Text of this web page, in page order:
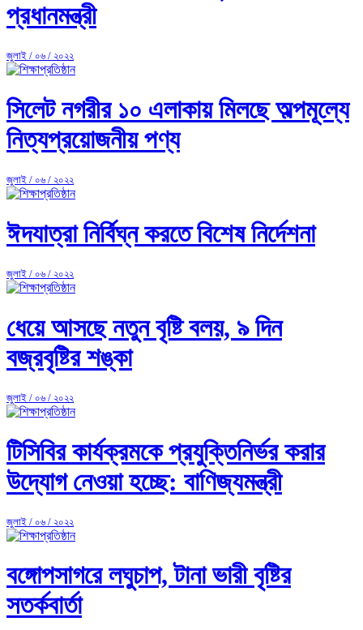
প্রধানমন্ত্রী
জুলাই / ০৬ / ২০২২
সিলেট নগরীর ১০ এলাকায় মিলছে অল্পমূল্যে
নিত্যপ্রয়োজনীয় পণ্য
জুলাই / ০৬ / ২০২২
ঈদযাত্রা নির্বিঘ্ন করতে বিশেষ নির্দেশনা
জুলাই / ০৬ / ২০২২
ধেয়ে আসছে নতুন বৃষ্টি বলয়, ৯ দিন
বজ্রবৃষ্টির শঙ্কা
জুলাই / ০৬ / ২০২২
টিসিবির কার্যক্রমকে প্রযুক্তিনির্ভর করার
উদ্যোগ নেওয়া হচ্ছে: বাণিজ্যমন্ত্রী
জুলাই / ০৬ / ২০২২
বঙ্গোপসাগরে লঘুচাপ, টানা ভারী বৃষ্টির
সতর্কবার্তা